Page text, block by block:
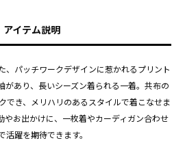
アイテム説明
、パッチワークデザインに惹かれるプリント
があり、長いシーズン着られる一着。共布の
でき、メリハリのあるスタイルで着こなせま
やお出かけに、一枚着やカーディガン合わせ
躍を期待できます。